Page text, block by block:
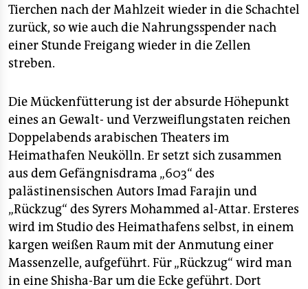
Tierchen nach der Mahlzeit wieder in die Schachtel
zurück, so wie auch die Nahrungsspender nach
einer Stunde Freigang wieder in die Zellen
streben.
Die Mückenfütterung ist der absurde Höhepunkt
eines an Gewalt- und Verzweiflungstaten reichen
Doppelabends arabischen Theaters im
Heimathafen Neukölln. Er setzt sich zusammen
aus dem Gefängnisdrama „603“ des
palästinensischen Autors Imad Farajin und
„Rückzug“ des Syrers Mohammed al-Attar. Ersteres
wird im Studio des Heimathafens selbst, in einem
kargen weißen Raum mit der Anmutung einer
Massenzelle, aufgeführt. Für „Rückzug“ wird man
in eine Shisha-Bar um die Ecke geführt. Dort